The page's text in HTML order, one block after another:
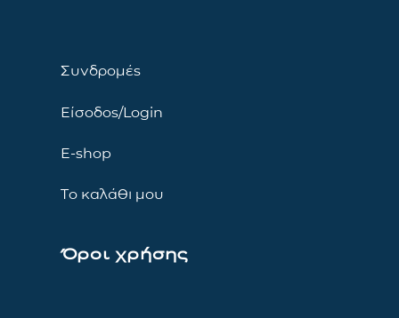
Συνδρομές
Είσοδος/Login
E-shop
Το καλάθι μου
Όροι χρήσης